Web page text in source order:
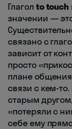
Глагол to touch
значении —
связано с
зависит от
просто
плане
связи с кем-
старым
«потеряли с
себе ему